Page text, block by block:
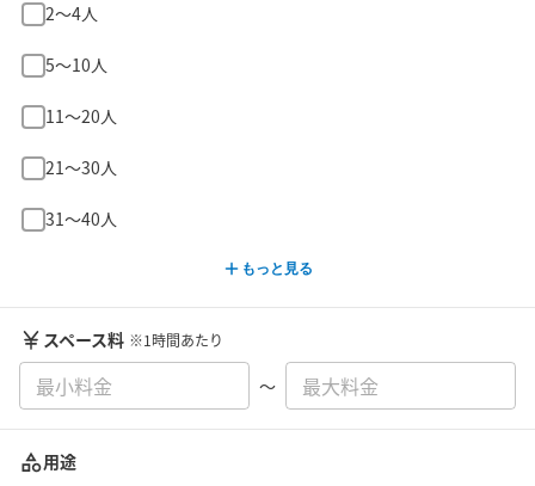
2〜4人
5〜10人
11〜20人
21〜30人
31〜40人
もっと見る
スペース料 ※1時間あたり
〜
用途